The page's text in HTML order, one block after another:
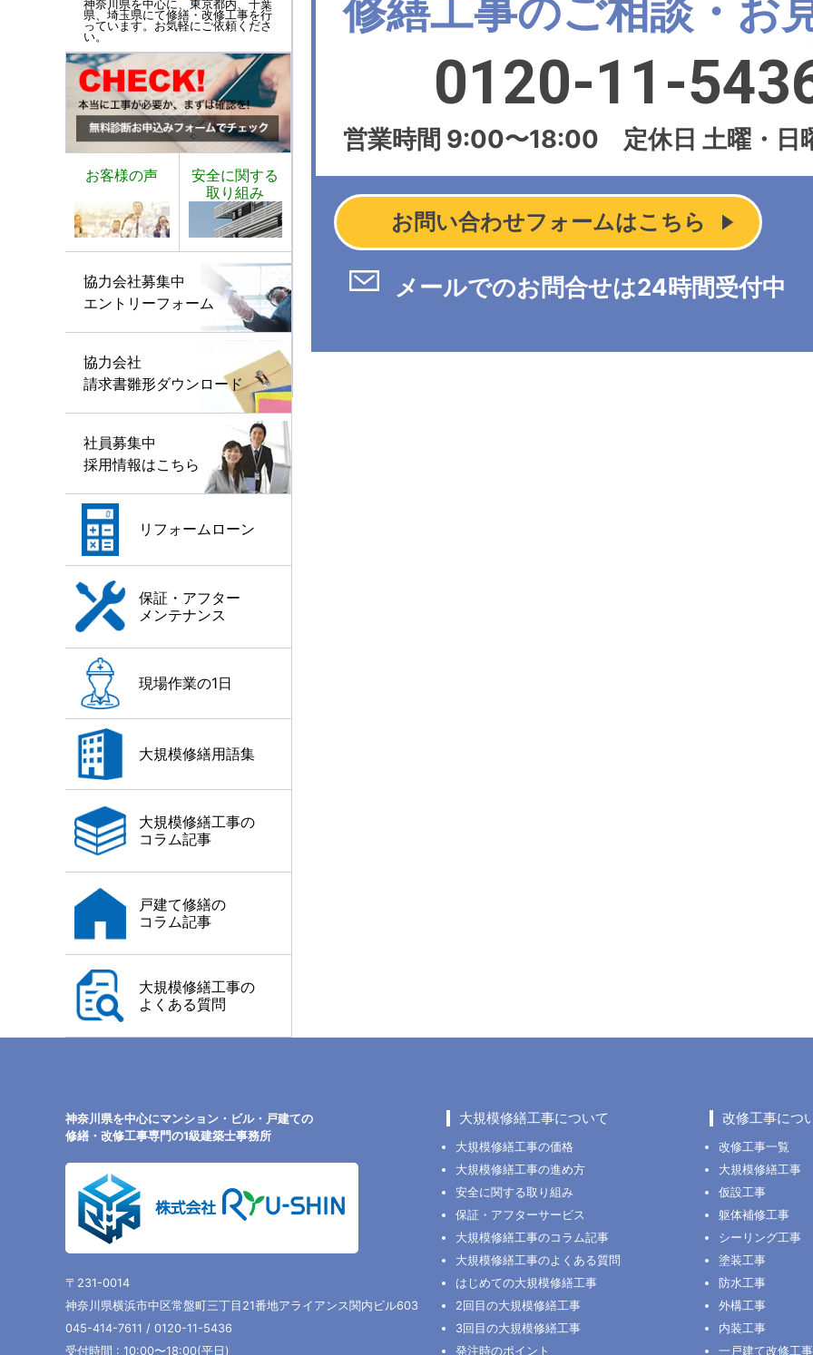
修繕工事のご相談・お
0120-11-
営業時間 9:00〜18:00 定休日 土曜・日
お問い合わせフォームはこちら
メールでのお問合せは24時間受付中
神奈川県を中心に、東京都内、千葉
県、埼玉県にて修繕・改修工事を行
っています。お気軽にご依頼くださ
い。
お客様の声
安全に関する
取り組み
協力会社募集中
エントリーフォーム
協力会社
請求書雛形ダウンロード
社員募集中
採用情報はこちら
リフォームローン
保証・アフター
メンテナンス
現場作業の1日
大規模修繕用語集
大規模修繕工事の
コラム記事
戸建て修繕の
コラム記事
大規模修繕工事の
よくある質問
大規模修繕工事について
大規模修繕工事の価格
大規模修繕工事の進め方
安全に関する取り組み
保証・アフターサービス
大規模修繕工事のコラム記事
大規模修繕工事のよくある質問
はじめての大規模修繕工事
2回目の大規模修繕工事
3回目の大規模修繕工事
発注時のポイント
改修工事につ
改修工事一覧
大規模修繕工事
仮設工事
躯体補修工事
シーリング工事
塗装工事
防水工事
外構工事
内装工事
一戸建て改修工事
神奈川県を中心にマンション・ビル・戸建ての
修繕・改修工事専門の1級建築士事務所
〒231-0014
神奈川県横浜市中区常盤町三丁目21番地アライアンス関内ビル603
045-414-7611 / 0120-11-5436
受付時間 : 10:00〜18:00(平日)